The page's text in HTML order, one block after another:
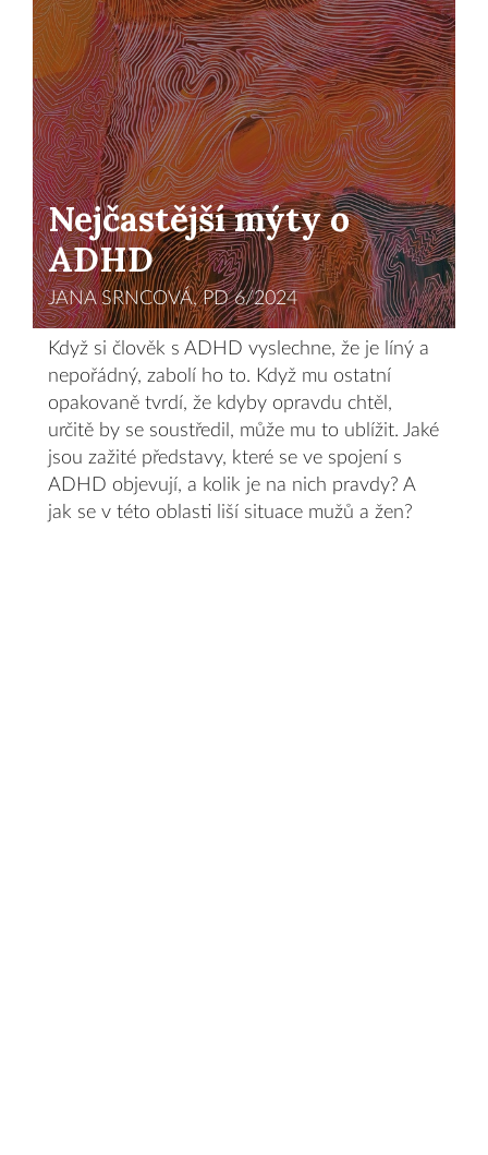
Nejčastější mýty o
ADHD
JANA SRNCOVÁ, PD 6/2024
Když si člověk s ADHD vyslechne, že je líný a
nepořádný, zabolí ho to. Když mu ostatní
opakovaně tvrdí, že kdyby opravdu chtěl,
určitě by se soustředil, může mu to ublížit. Jaké
jsou zažité představy, které se ve spojení s
ADHD objevují, a kolik je na nich pravdy? A
jak se v této oblasti liší situace mužů a žen?